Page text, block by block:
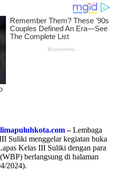
–Lembaga
Suliki menggelar kegiatan buka
Kelas III Suliki dengan para
berlangsung di halaman
2024).